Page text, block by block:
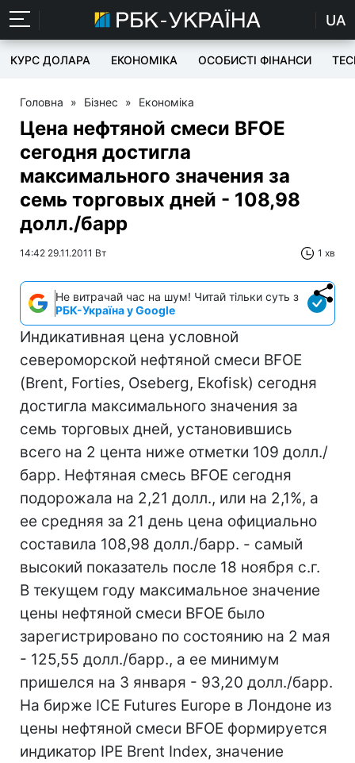
UA
КУРС ДОЛАРА ЕКОНОМІКА ОСОБИСТІ ФІНАНСИ
Головна » Бізнес » Економіка
Цена нефтяной смеси BFOE
сегодня достигла
максимального значения за
семь торговых дней - 108,98
долл./барр
14:42 29.11.2011 Вт 1 хв
Не витрачай час на шум! Читай тільки суть з
РБК-Україна у Google
Индикативная цена условной
североморской нефтяной смеси BFOE
(Brent, Forties, Oseberg, Ekofisk) сегодня
достигла максимального значения за
семь торговых дней, установившись
всего на 2 цента ниже отметки 109 долл./
барр. Нефтяная смесь BFOE сегодня
подорожала на 2,21 долл., или на 2,1%, а
ее средняя за 21 день цена официально
составила 108,98 долл./барр. - самый
высокий показатель после 18 ноября с.г.
В текущем году максимальное значение
цены нефтяной смеси BFOE было
зарегистрировано по состоянию на 2 мая
- 125,55 долл./барр., а ее минимум
пришелся на 3 января - 93,20 долл./барр.
На бирже ICE Futures Europe в Лондоне из
цены нефтяной смеси BFOE формируется
индикатор IPE Brent Index, значение